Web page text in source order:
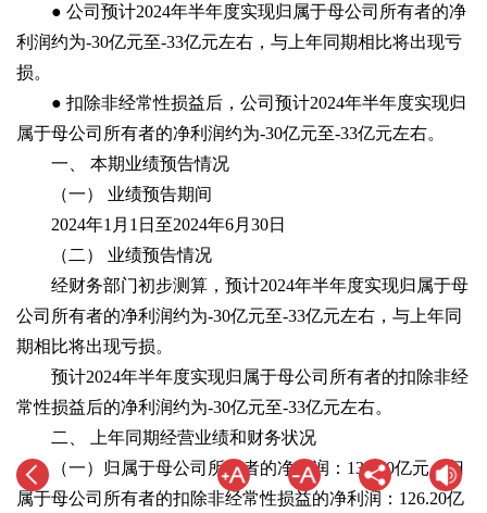
● 公司预计2024年半年度实现归属于母公司所有者的净
利润约为-30亿元至-33亿元左右，与上年同期相比将出现亏
损。
● 扣除非经常性损益后，公司预计2024年半年度实现归
属于母公司所有者的净利润约为-30亿元至-33亿元左右。
一、 本期业绩预告情况
（一） 业绩预告期间
2024年1月1日至2024年6月30日
（二） 业绩预告情况
经财务部门初步测算，预计2024年半年度实现归属于母
公司所有者的净利润约为-30亿元至-33亿元左右，与上年同
期相比将出现亏损。
预计2024年半年度实现归属于母公司所有者的扣除非经
常性损益后的净利润约为-30亿元至-33亿元左右。
二、 上年同期经营业绩和财务状况
（一）归属于母公司所有者的净利润：132.70亿元；归
属于母公司所有者的扣除非经常性损益的净利润：126.20亿